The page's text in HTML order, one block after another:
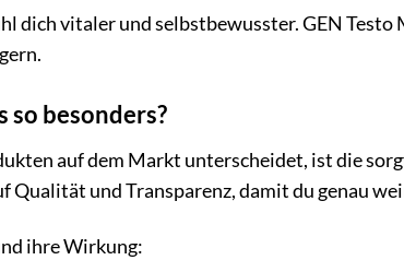
dich vitaler und selbstbewusster. GEN
so besonders?
auf dem Markt unterscheidet, ist die
und Transparenz, damit du genau
ihre Wirkung: